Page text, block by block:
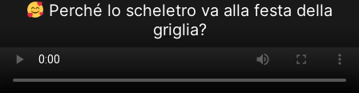
Perché lo scheletro va alla festa della
griglia?